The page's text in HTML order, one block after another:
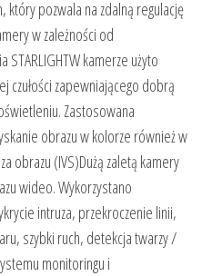
pozwala na zdalną regulację
w zależności od
kamerze użyto
czułości zapewniającego dobrą
Zastosowana
obrazu w kolorze również w
obrazu (IVS)Dużą zaletą kamery
wideo. Wykorzystano
intruza, przekroczenie linii,
szybki ruch, detekcja twarzy /
monitoringu i